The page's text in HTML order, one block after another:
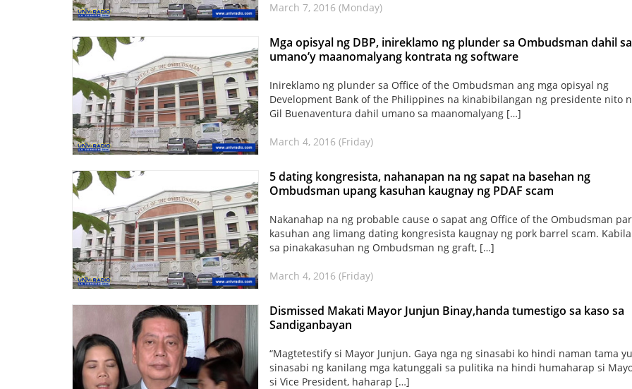
March 7, 2016 (Monday)
Mga opisyal ng DBP, inireklamo ng plunder sa Ombudsman dahil sa
umano’y maanomalyang kontrata ng software
Inireklamo ng plunder sa Office of the Ombudsman ang mga opisyal ng
Development Bank of the Philippines na kinabibilangan ng presidente nito
Gil Buenaventura dahil umano sa maanomalyang […]
March 4, 2016 (Friday)
5 dating kongresista, nahanapan na ng sapat na basehan ng
Ombudsman upang kasuhan kaugnay ng PDAF scam
Nakanahap na ng probable cause o sapat ang Office of the Ombudsman
kasuhan ang limang dating kongresista kaugnay ng pork barrel scam.
sa pinakakasuhan ng Ombudsman ng graft, […]
March 4, 2016 (Friday)
Dismissed Makati Mayor Junjun Binay,handa tumestigo sa kaso sa
Sandiganbayan
“Magtetestify si Mayor Junjun. Gaya nga ng sinasabi ko hindi naman tama
sinasabi ng kanilang mga katunggali sa pulitika na hindi humaharap si
si Vice President, haharap […]